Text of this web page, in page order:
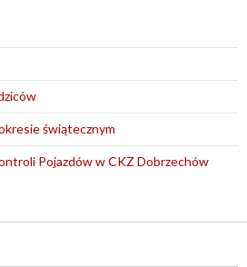
świątecznym
Pojazdów w CKZ Dobrzechów